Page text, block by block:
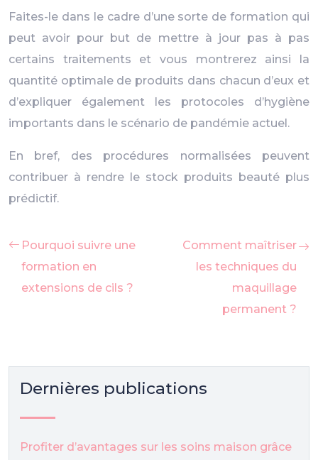
Faites-le dans le cadre d’une sorte de formation qui
peut avoir pour but de mettre à jour pas à pas
certains traitements et vous montrerez ainsi la
quantité optimale de produits dans chacun d’eux et
d’expliquer également les protocoles d’hygiène
importants dans le scénario de pandémie actuel.
En bref, des procédures normalisées peuvent
contribuer à rendre le stock produits beauté plus
prédictif.
Pourquoi suivre une
formation en
extensions de cils ?
Comment maîtriser
les techniques du
maquillage
permanent ?
Dernières publications
Profiter d’avantages sur les soins maison grâce